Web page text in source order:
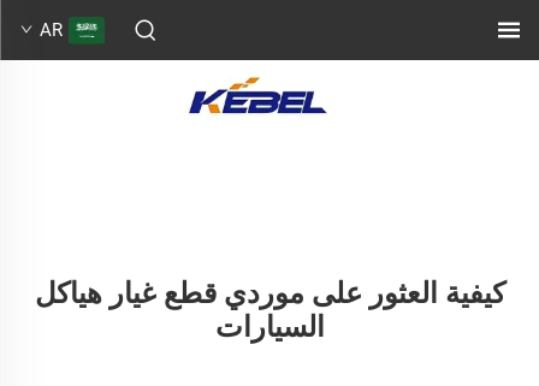
AR
كيفية العثور على موردي قطع غيار هياكل
السيارات